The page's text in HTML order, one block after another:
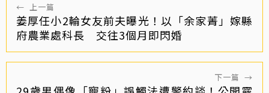
← 上一篇
姜厚任小2輪女友前夫曝光！以「余家菁」嫁縣
府農業處科長 交往3個月即閃婚
下一篇 →